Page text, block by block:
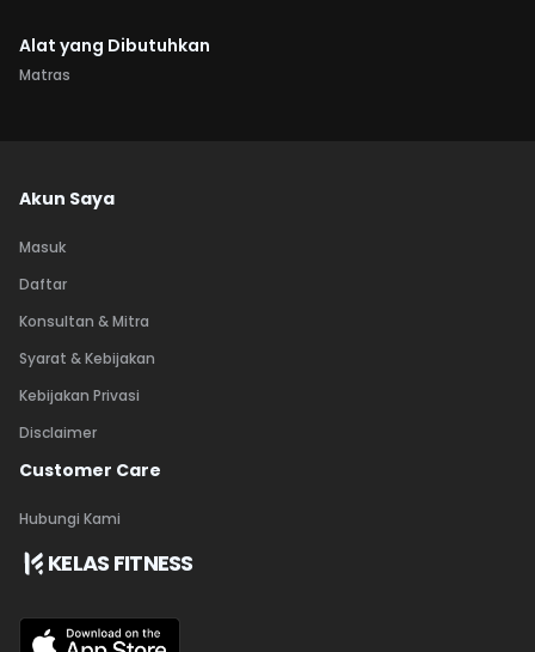
Alat yang Dibutuhkan
Matras
Akun Saya
Masuk
Daftar
Konsultan & Mitra
Syarat & Kebijakan
Kebijakan Privasi
Disclaimer
Customer Care
Hubungi Kami
KELAS FITNESS